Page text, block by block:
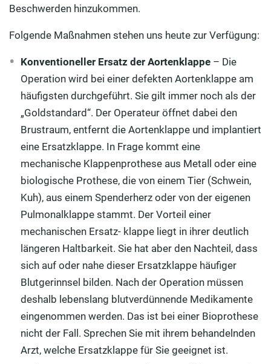
Beschwerden hinzukommen.
Folgende Maßnahmen stehen uns heute zur Verfügung:
Konventioneller Ersatz der Aortenklappe – Die
Operation wird bei einer defekten Aortenklappe am
häufigsten durchgeführt. Sie gilt immer noch als der
„Goldstandard“. Der Operateur öffnet dabei den
Brustraum, entfernt die Aortenklappe und implantiert
eine Ersatzklappe. In Frage kommt eine
mechanische Klappenprothese aus Metall oder eine
biologische Prothese, die von einem Tier (Schwein,
Kuh), aus einem Spenderherz oder von der eigenen
Pulmonalklappe stammt. Der Vorteil einer
mechanischen Ersatz- klappe liegt in ihrer deutlich
längeren Haltbarkeit. Sie hat aber den Nachteil, dass
sich auf oder nahe dieser Ersatzklappe häufiger
Blutgerinnsel bilden. Nach der Operation müssen
deshalb lebenslang blutverdünnende Medikamente
eingenommen werden. Das ist bei einer Bioprothese
nicht der Fall. Sprechen Sie mit ihrem behandelnden
Arzt, welche Ersatzklappe für Sie geeignet ist.